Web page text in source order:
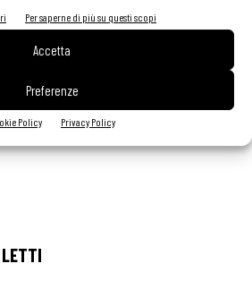
Per saperne di più su questi scopi
Accetta
Preferenze
Policy Privacy Policy
ai peperoni alla prova dello chef